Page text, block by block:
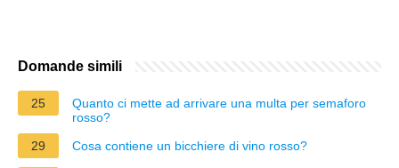
Domande simili
25
Quanto ci mette ad arrivare una multa per semaforo
rosso?
29
Cosa contiene un bicchiere di vino rosso?